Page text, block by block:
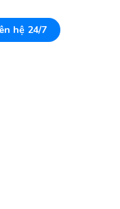
hệ 24/7